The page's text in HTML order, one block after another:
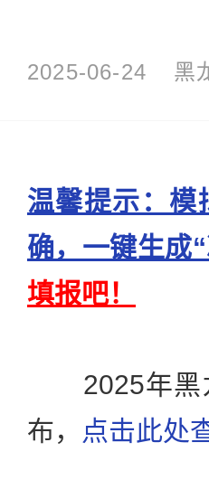
2025-06-24 黑
温馨提示：模
确，一键生成
填报吧！
2025年黑龙
布，
点击此处